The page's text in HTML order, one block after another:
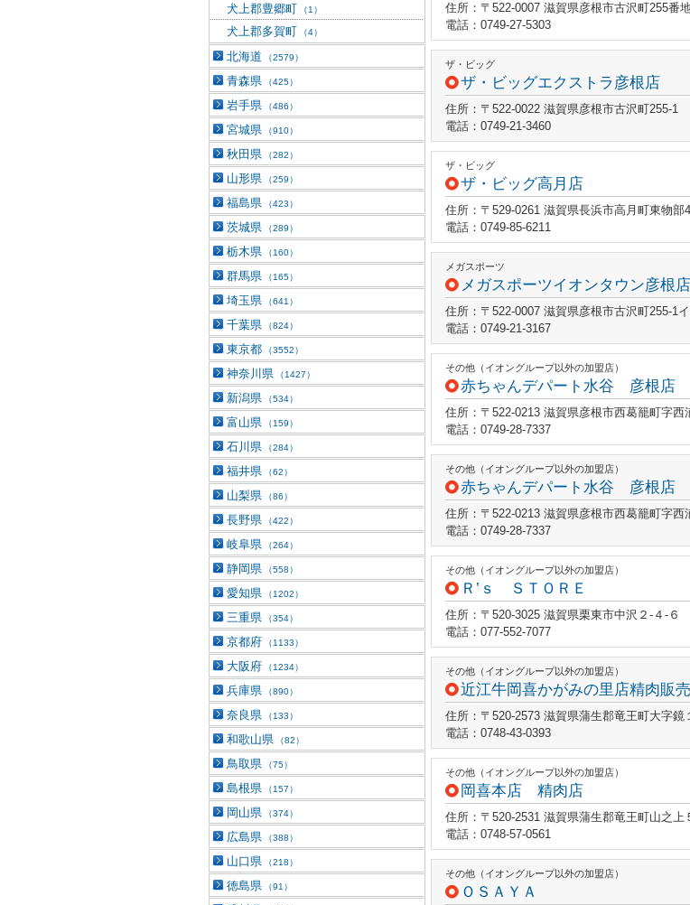
住所：〒522-0007 滋賀県彦根市古沢町255番
電話：0749-27-5303
ザ・ビッグ
ザ・ビッグエクストラ彦根店
住所：〒522-0022 滋賀県彦根市古沢町255-1
電話：0749-21-3460
ザ・ビッグ
ザ・ビッグ高月店
住所：〒529-0261 滋賀県長浜市高月町東物部
電話：0749-85-6211
メガスポーツ
メガスポーツイオンタウン彦根店
住所：〒522-0007 滋賀県彦根市古沢町255-1
電話：0749-21-3167
その他（イオングループ以外の加盟店）
赤ちゃんデパート水谷 彦根店
住所：〒522-0213 滋賀県彦根市西葛籠町字西
電話：0749-28-7337
その他（イオングループ以外の加盟店）
赤ちゃんデパート水谷 彦根店
住所：〒522-0213 滋賀県彦根市西葛籠町字西
電話：0749-28-7337
その他（イオングループ以外の加盟店）
Ｒ’ｓ ＳＴＯＲＥ
住所：〒520-3025 滋賀県栗東市中沢２‐４‐６
電話：077-552-7077
その他（イオングループ以外の加盟店）
近江牛岡喜かがみの里店精肉販売
住所：〒520-2573 滋賀県蒲生郡竜王町大字鏡
電話：0748-43-0393
その他（イオングループ以外の加盟店）
岡喜本店 精肉店
住所：〒520-2531 滋賀県蒲生郡竜王町山之上
電話：0748-57-0561
その他（イオングループ以外の加盟店）
ＯＳＡＹＡ
犬上郡豊郷町 （1）
犬上郡多賀町 （4）
北海道 （2579）
青森県 （425）
岩手県 （486）
宮城県 （910）
秋田県 （282）
山形県 （259）
福島県 （423）
茨城県 （289）
栃木県 （160）
群馬県 （165）
埼玉県 （641）
千葉県 （824）
東京都 （3552）
神奈川県 （1427）
新潟県 （534）
富山県 （159）
石川県 （284）
福井県 （62）
山梨県 （86）
長野県 （422）
岐阜県 （264）
静岡県 （558）
愛知県 （1202）
三重県 （354）
京都府 （1133）
大阪府 （1234）
兵庫県 （890）
奈良県 （133）
和歌山県 （82）
鳥取県 （75）
島根県 （157）
岡山県 （374）
広島県 （388）
山口県 （218）
徳島県 （91）